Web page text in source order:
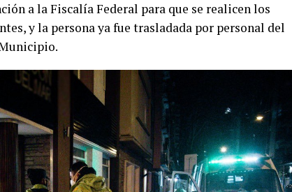
a la Fiscalía Federal para que se realicen los
y la persona ya fue trasladada por personal del